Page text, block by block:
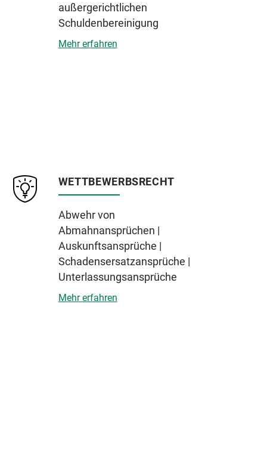
außergerichtlichen
Schuldenbereinigung
Mehr erfahren
WETTBEWERBSRECHT
Abwehr von
Abmahnansprüchen |
Auskunftsansprüche |
Schadensersatzansprüche |
Unterlassungsansprüche
Mehr erfahren